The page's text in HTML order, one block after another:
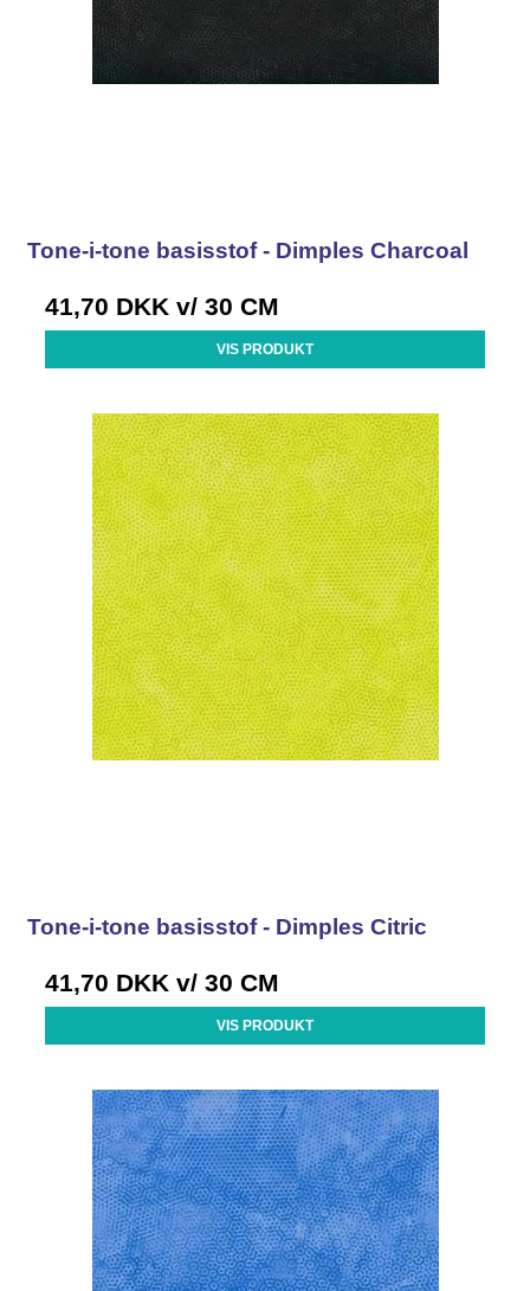
Tone-i-tone basisstof - Dimples Charcoal
41,70 DKK v/ 30 CM
VIS PRODUKT
Tone-i-tone basisstof - Dimples Citric
41,70 DKK v/ 30 CM
VIS PRODUKT